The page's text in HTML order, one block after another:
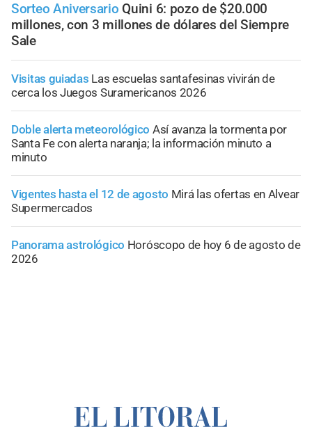
Sorteo Aniversario Quini 6: pozo de $20.000
millones, con 3 millones de dólares del Siempre
Sale
Visitas guiadas Las escuelas santafesinas vivirán de
cerca los Juegos Suramericanos 2026
Doble alerta meteorológico Así avanza la tormenta por
Santa Fe con alerta naranja; la información minuto a
minuto
Vigentes hasta el 12 de agosto Mirá las ofertas en Alvear
Supermercados
Panorama astrológico Horóscopo de hoy 6 de agosto de
2026